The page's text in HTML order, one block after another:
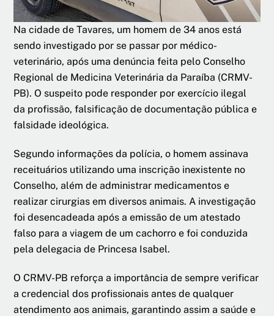
Na cidade de Tavares, um homem de 34 anos está
sendo investigado por se passar por médico-
veterinário, após uma denúncia feita pelo Conselho
Regional de Medicina Veterinária da Paraíba (CRMV-
PB). O suspeito pode responder por exercício ilegal
da profissão, falsificação de documentação pública e
falsidade ideológica.
Segundo informações da polícia, o homem assinava
receituários utilizando uma inscrição inexistente no
Conselho, além de administrar medicamentos e
realizar cirurgias em diversos animais. A investigação
foi desencadeada após a emissão de um atestado
falso para a viagem de um cachorro e foi conduzida
pela delegacia de Princesa Isabel.
O CRMV-PB reforça a importância de sempre verificar
a credencial dos profissionais antes de qualquer
atendimento aos animais, garantindo assim a saúde e